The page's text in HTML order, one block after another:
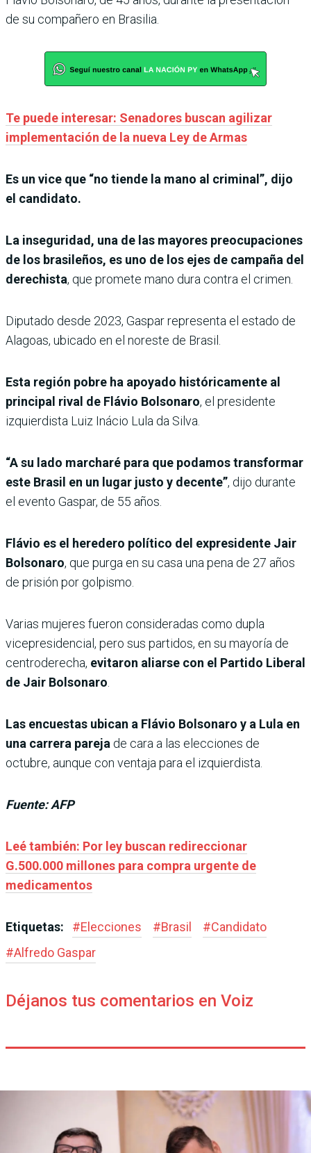
de su compañero en Brasilia.
Te puede interesar: Senadores buscan agilizar
implementación de la nueva Ley de Armas
Es un vice que “no tiende la mano al criminal”, dijo
el candidato.
La inseguridad, una de las mayores preocupaciones
de los brasileños, es uno de los ejes de campaña del
derechista, que promete mano dura contra el crimen.
Diputado desde 2023, Gaspar representa el estado de
Alagoas, ubicado en el noreste de Brasil.
Esta región pobre ha apoyado históricamente al
principal rival de Flávio Bolsonaro, el presidente
izquierdista Luiz Inácio Lula da Silva.
“A su lado marcharé para que podamos transformar
este Brasil en un lugar justo y decente”, dijo durante
el evento Gaspar, de 55 años.
Flávio es el heredero político del expresidente Jair
Bolsonaro, que purga en su casa una pena de 27 años
de prisión por golpismo.
Varias mujeres fueron consideradas como dupla
vicepresidencial, pero sus partidos, en su mayoría de
centroderecha, evitaron aliarse con el Partido Liberal
de Jair Bolsonaro
Las encuestas ubican a Flávio Bolsonaro y a Lula en
una carrera pareja de cara a las elecciones de
octubre, aunque con ventaja para el izquierdista.
Fuente: AFP
Leé también: Por ley buscan redireccionar
G.500.000 millones para compra urgente de
medicamentos
Etiquetas: #Elecciones #Brasil #Candidato
#Alfredo Gaspar
Déjanos tus comentarios en Voiz